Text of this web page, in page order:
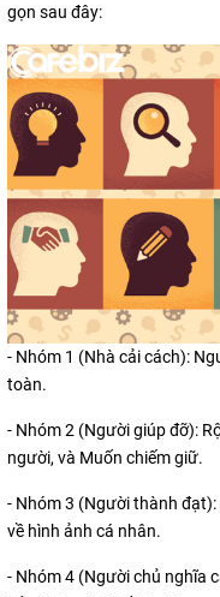
gọn sau đây:
- Nhóm 1 (Nhà cải cách):
toàn.
- Nhóm 2 (Người giúp đỡ):
người, và Muốn chiếm giữ.
- Nhóm 3 (Người thành
về hình ảnh cá nhân.
- Nhóm 4 (Người chủ nghĩa